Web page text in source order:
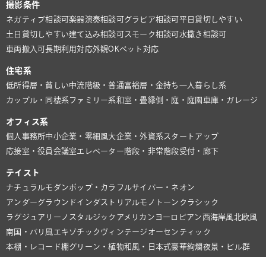
撮影条件
ネガティブ相談可楽器演奏相談可 グラビア相談可 平日貸切しやすい
土日貸切しやすい建て込み相談可 スモーク相談可 水撒き相談可
車両搬入可長期利用対応外観OKペット対応
住宅系
低所得層・貧しい中流階級・普通富裕層・金持ち 一人暮らし系
カップル・同棲系ファミリー系和室・畳縁側・庭・庭園 車庫・ガレージ
オフィス系
個人事務所中小企業・零細風大企業・外資系スタートアップ
応接室・役員会議室 エレベーター 階段・非常階段受付・廊下
テイスト
ナチュラルモダンポップ・カラフルサイバー・ネオン
アンダーグラウンド インダストリアルモノトーン クラシック
ラグジュアリー ノスタルジック アメリカン ヨーロピアン 西海岸風北欧風
南国・バリ風 エキゾチック ヴィンテージ オーセンティック
本棚・レコード棚グリーン・植物和風・日本式豪華絢爛夜景・ビル群